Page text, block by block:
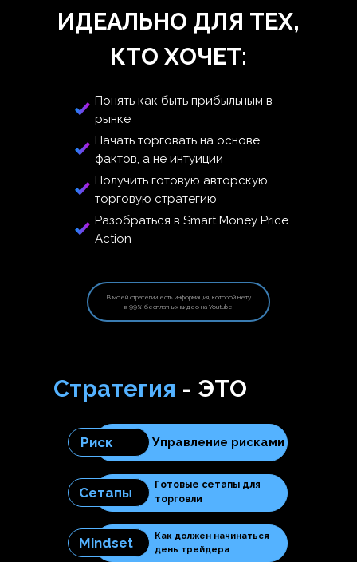
ИДЕАЛЬНО ДЛЯ ТЕХ,
КТО ХОЧЕТ:
Понять как быть прибыльным в
рынке
Получить готовую авторскую
торговую стратегию
Начать торговать на основе
фактов, а не интуиции
Разобраться в Smart Money Price
Action
В моей стратегии есть информация, которой нету
в 99% бесплатных видео на Youtube
Стратегия - ЭТО
Готовые сетапы для
торговли
Управление рисками
Сетапы
Как должен начинаться
день трейдера
Риск
Mindset
На чем основана
торговая стратегия